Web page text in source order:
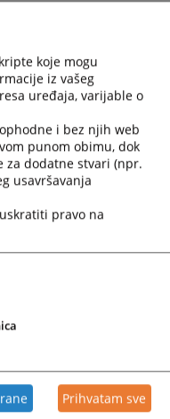
koje mogu
iz vašeg
uređaja, varijable o
i bez njih web
punom obimu, dok
za dodatne stvari (npr.
usavršavanja
pravo na
Prihvatam sve